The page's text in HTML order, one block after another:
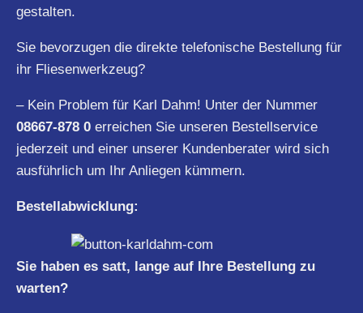
gestalten.
Sie bevorzugen die direkte telefonische Bestellung für
ihr Fliesenwerkzeug?
– Kein Problem für Karl Dahm! Unter der Nummer
08667-878 0 erreichen Sie unseren Bestellservice
jederzeit und einer unserer Kundenberater wird sich
ausführlich um Ihr Anliegen kümmern.
Bestellabwicklung:
Sie haben es satt, lange auf Ihre Bestellung zu
warten?